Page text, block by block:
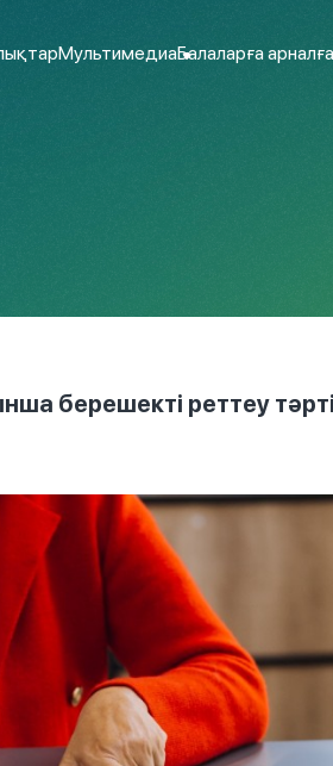
МультимедиаБалаларға
берешекті реттеу